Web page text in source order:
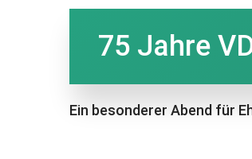
75 Jahre
Ein besonderer Abend für